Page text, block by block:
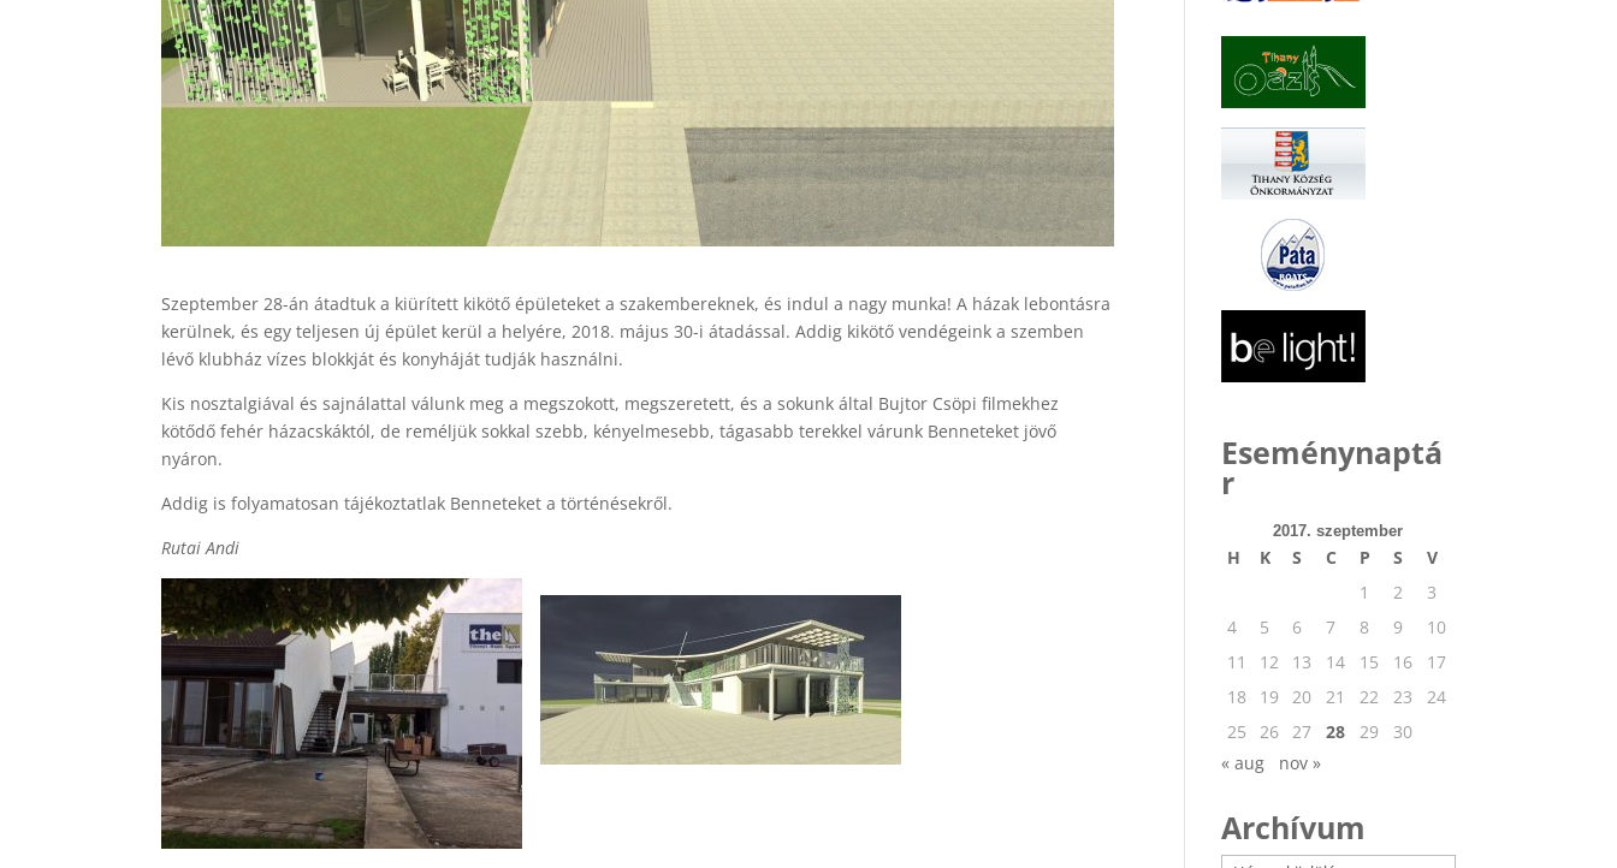
Szeptember 28-án átadtuk a kiürített kikötő épületeket a szakembereknek, és indul a nagy munka! A házak lebontásra
kerülnek, és egy teljesen új épület kerül a helyére, 2018. május 30-i átadással. Addig kikötő vendégeink a szemben
lévő klubház vízes blokkját és konyháját tudják használni.
Kis nosztalgiával és sajnálattal válunk meg a megszokott, megszeretett, és a sokunk által Bujtor Csöpi filmekhez
kötődő fehér házacskáktól, de reméljük sokkal szebb, kényelmesebb, tágasabb terekkel várunk Benneteket jövő
nyáron.
Addig is folyamatosan tájékoztatlak Benneteket a történésekről.
Rutai Andi
Eseménynaptá
r
2017. szeptember
H K S C P S
V
1
2
3
4
5 6 7 8 9
10
11
12 13 14 15 16
17
18
19 20 21 22 23
24
25
26 27 28 29
30
« aug
nov »
Archívum